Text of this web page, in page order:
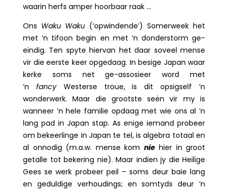
waarin herfs amper hoorbaar raak …
Ons Waku Waku (‘opwindende’) Somerweek het
met ’n tifoon begin en met ’n donderstorm ge-
eindig. Ten spyte hiervan het daar soveel mense
vir die eerste keer opgedaag. In besige Japan waar
kerke soms net ge-assosieer word met
’n fancyWesterse troue, is dit opsigself ’n
wonderwerk. Maar die grootste seën vir my is
wanneer ’n hele familie opdaag met wie ons al ’n
lang pad in Japan stap. As enige iemand probeer
om bekeerlinge in Japan te tel, is algebra totaal en
al onnodig (m.a.w. mense kom niehier in groot
getalle tot bekering nie). Maar indien jy die Heilige
Gees se werk probeer peil – soms deur baie lang
en geduldige verhoudings; en somtyds deur ‘n